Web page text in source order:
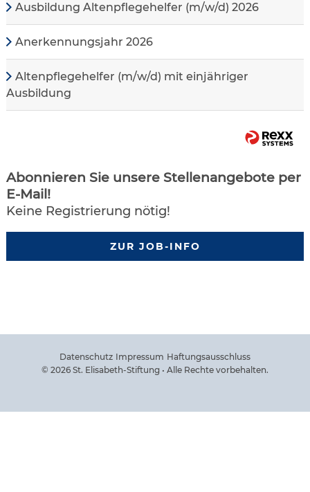
Ausbildung Altenpflegehelfer (m/w/d) 2026
Anerkennungsjahr 2026
Altenpflegehelfer (m/w/d) mit einjähriger
Ausbildung
Abonnieren Sie unsere Stellenangebote per
E-Mail!
Keine Registrierung nötig!
ZUR JOB-INFO
Datenschutz Impressum Haftungsausschluss
© 2026 St. Elisabeth-Stiftung • Alle Rechte vorbehalten.